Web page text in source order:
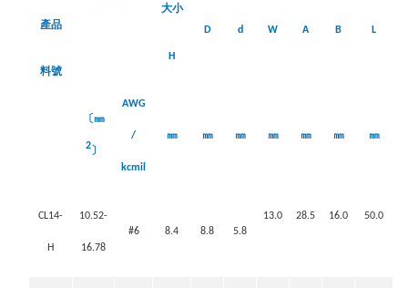
產品
料號
大小
D d W A B L
H
〔㎜
2〕
AWG
/
kcmil
㎜ ㎜ ㎜ ㎜ ㎜ ㎜ ㎜
CL14-
H
10.52-
16.78
#6 8.4 8.8 5.8
13.0 28.5 16.0 50.0